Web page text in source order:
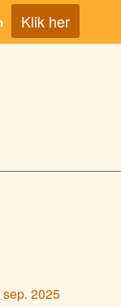
2025
Klik her